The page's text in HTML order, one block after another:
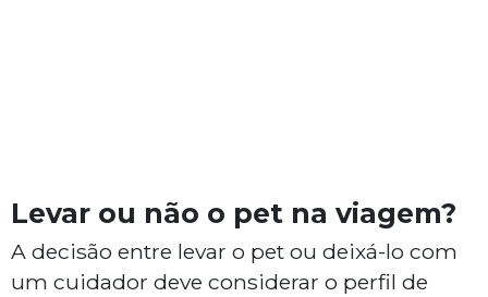
Levar ou não o pet na viagem?
A decisão entre levar o pet ou deixá-lo com
um cuidador deve considerar o perfil de